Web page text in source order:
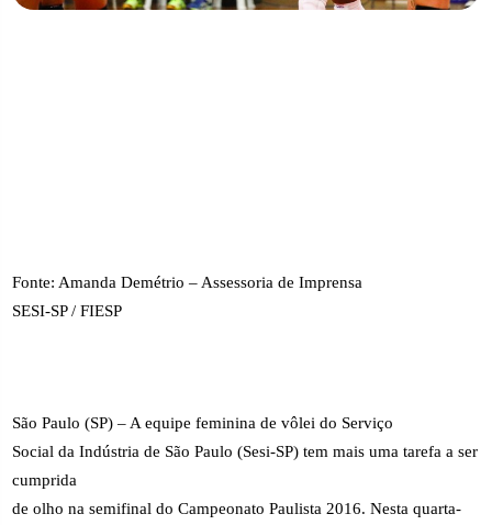
Fonte: Amanda Demétrio – Assessoria de Imprensa
SESI-SP / FIESP
São Paulo (SP) – A equipe feminina de vôlei do Serviço
Social da Indústria de São Paulo (Sesi-SP) tem mais uma tarefa a ser
cumprida
de olho na semifinal do Campeonato Paulista 2016. Nesta quarta-